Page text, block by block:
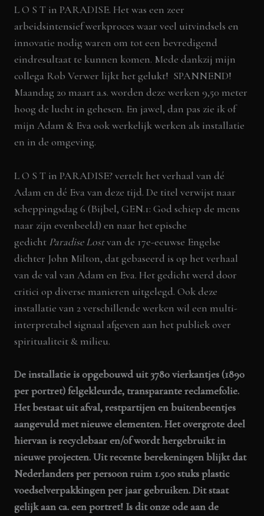
L O S T in PARADISE. Het was een zeer
arbeidsintensief werkproces waar veel uitvindsels en
innovatie nodig waren om tot een bevredigend
eindresultaat te kunnen komen. Mede dankzij mijn
collega Rob Verwer lijkt het gelukt! SPANNEND!
Maandag 20 maart a.s. worden deze werken 9,50 meter
hoog de lucht in gehesen. En jawel, dan pas zie ik of
mijn Adam & Eva ook werkelijk werken als installatie
en in de omgeving.
L O S T in PARADISE? vertelt het verhaal van dé
Adam en dé Eva van deze tijd. De titel verwijst naar
scheppingsdag 6 (Bijbel, GEN.1: God schiep de mens
naar zijn evenbeeld) en naar het epische
gedicht Paradise Lostvan de 17e-eeuwse Engelse
dichter John Milton, dat gebaseerd is op het verhaal
van de val van Adam en Eva. Het gedicht werd door
critici op diverse manieren uitgelegd. Ook deze
installatie van 2 verschillende werken wil een multi-
interpretabel signaal afgeven aan het publiek over
spiritualiteit & milieu.
De installatie is opgebouwd uit 3780 vierkantjes (1890
per portret) felgekleurde, transparante reclamefolie.
Het bestaat uit afval, restpartijen en buitenbeentjes
aangevuld met nieuwe elementen. Het overgrote deel
hiervan is recyclebaar en/of wordt hergebruikt in
nieuwe projecten.Uit recente berekeningen blijkt dat
Nederlanders per persoon ruim 1.500 stuks plastic
voedselverpakkingen per jaar gebruiken. Dit staat
gelijk aan ca. een portret! Is dit onze ode aan de